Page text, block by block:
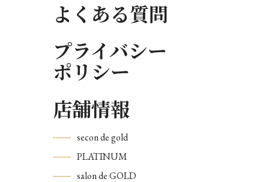
よくある質問
プライバシー
ポリシー
店舗情報
secon de gold
PLATINUM
salon de GOLD